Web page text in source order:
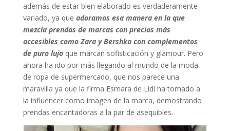
además de estar bien elaborado es verdaderamente
variado, ya que adoramos esa manera en la que
mezcla prendas de marcas con precios más
accesibles como Zara y Bershka con complementos
de puro lujoque marcan sofisticación y glamour. Pero
ahora ha ido por más llegando al mundo de la moda
de ropa de supermercado, que nos parece una
maravilla ya que la firma Esmara de Lidl ha tomado a
la influencer como imagen de la marca, demostrando
prendas encantadoras a la par de asequibles.